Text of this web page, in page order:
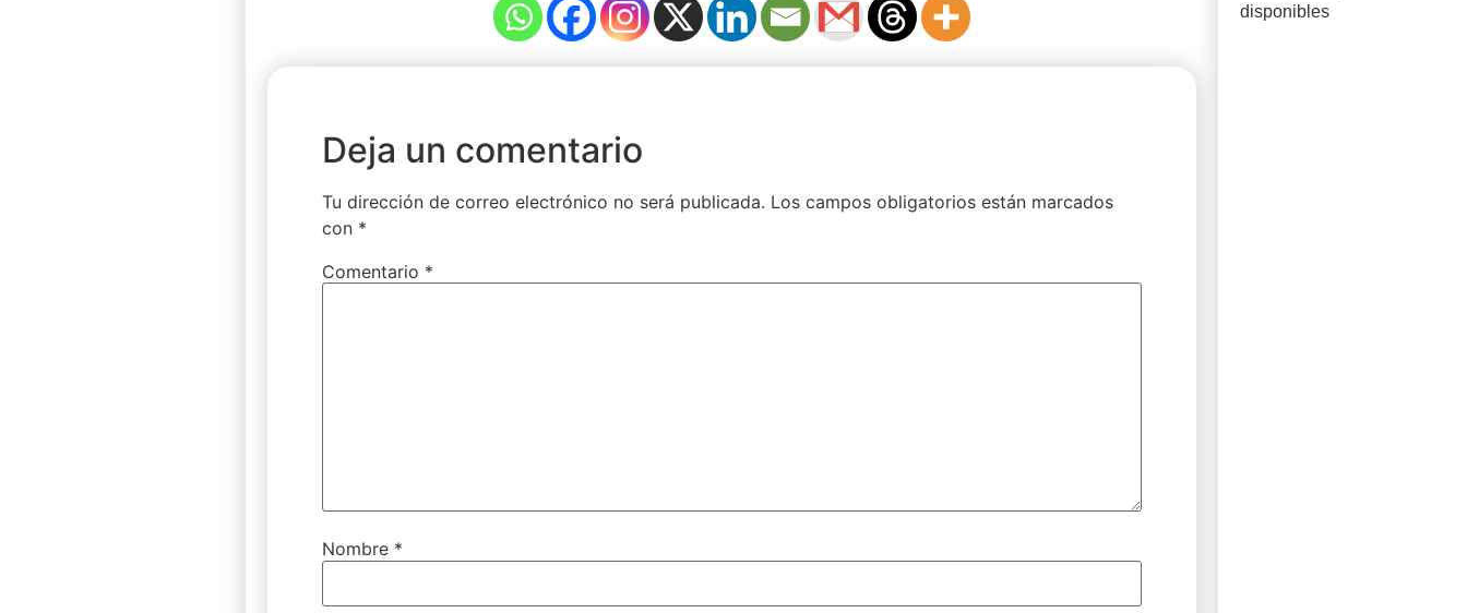
Deja un comentario
Tu dirección de correo electrónico no será publicada. Los campos obligatorios están marcados
con *
Comentario *
Nombre *
disponibles